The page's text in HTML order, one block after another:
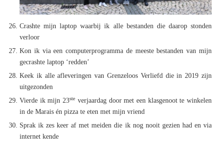
Crashte mijn laptop waarbij ik alle bestanden die daarop stonden
verloor
Kon ik via een computerprogramma de meeste bestanden van mijn
gecrashte laptop ‘redden’
Keek ik alle afleveringen van Grenzeloos Verliefd die in 2019 zijn
uitgezonden
Vierde ik mijn 23ste verjaardag door met een klasgenoot te winkelen
in de Marais én pizza te eten met mijn vriend
Sprak ik zes keer af met meiden die ik nog nooit gezien had en via
internet kende